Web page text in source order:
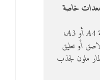
معدات خاصة
لا. يمكن طباعتها على ورقة A4 أو A3،
أو تعليق
ملون لجذب